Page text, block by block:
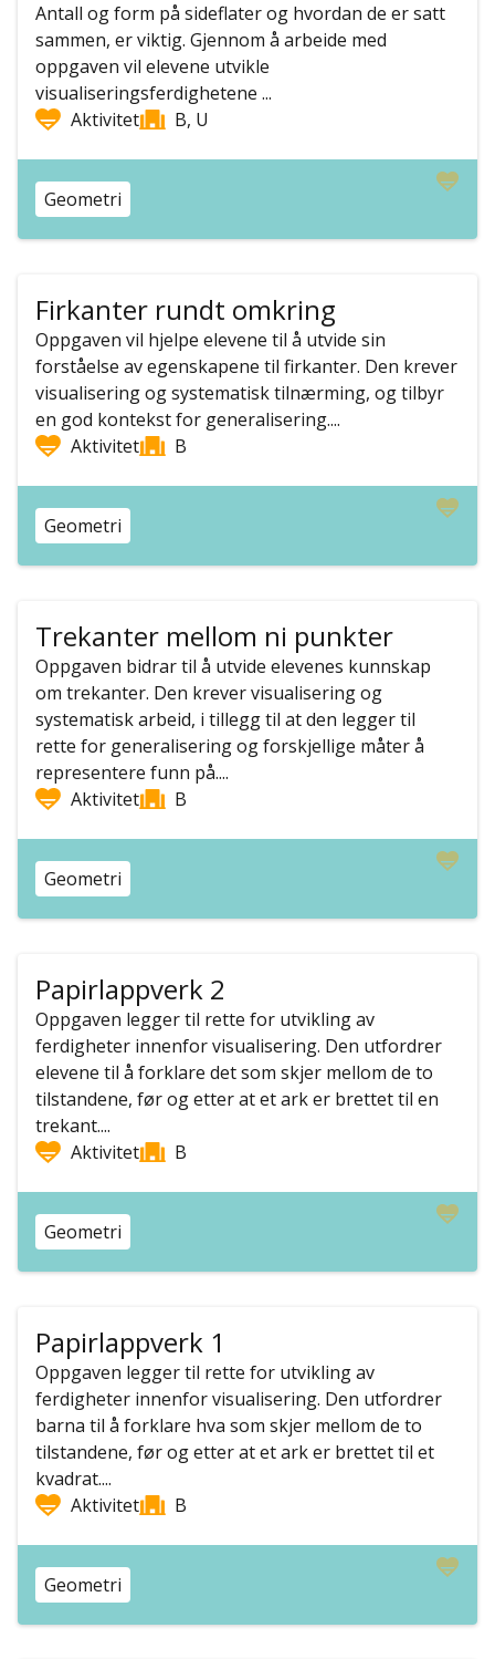
Antall og form på sideflater og hvordan de er satt
sammen, er viktig. Gjennom å arbeide med
oppgaven vil elevene utvikle
visualiseringsferdighetene ...
Aktivitet
B, U
Geometri
Firkanter rundt omkring
Oppgaven vil hjelpe elevene til å utvide sin
forståelse av egenskapene til firkanter. Den krever
visualisering og systematisk tilnærming, og tilbyr
en god kontekst for generalisering....
Aktivitet
B
Geometri
Trekanter mellom ni punkter
Oppgaven bidrar til å utvide elevenes kunnskap
om trekanter. Den krever visualisering og
systematisk arbeid, i tillegg til at den legger til
rette for generalisering og forskjellige måter å
representere funn på....
Aktivitet
B
Geometri
Papirlappverk 2
Oppgaven legger til rette for utvikling av
ferdigheter innenfor visualisering. Den utfordrer
elevene til å forklare det som skjer mellom de to
tilstandene, før og etter at et ark er brettet til en
trekant....
Aktivitet
B
Geometri
Papirlappverk 1
Oppgaven legger til rette for utvikling av
ferdigheter innenfor visualisering. Den utfordrer
barna til å forklare hva som skjer mellom de to
tilstandene, før og etter at et ark er brettet til et
kvadrat....
Aktivitet
B
Geometri